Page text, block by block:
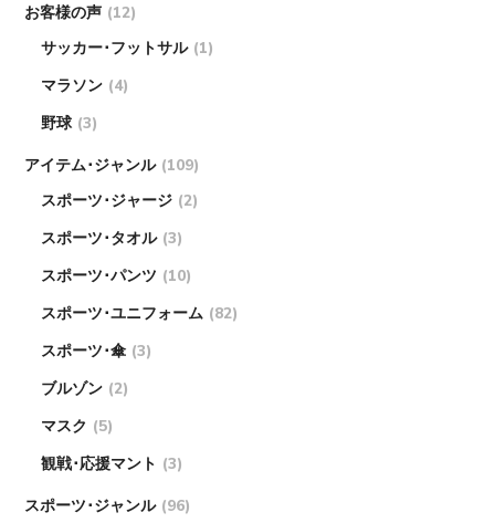
お客様の声 (12)
サッカー･フットサル (1)
マラソン (4)
野球 (3)
アイテム･ジャンル (109)
スポーツ･ジャージ (2)
スポーツ･タオル (3)
スポーツ･パンツ (10)
スポーツ･ユニフォーム (82)
スポーツ･傘 (3)
ブルゾン (2)
マスク (5)
観戦･応援マント (3)
スポーツ･ジャンル (96)